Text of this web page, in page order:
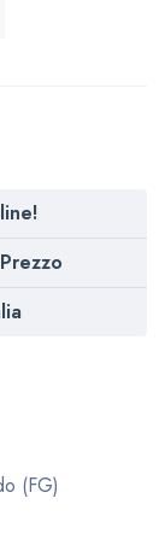
(FG)